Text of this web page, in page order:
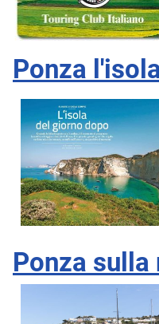
Ponza
Ponza